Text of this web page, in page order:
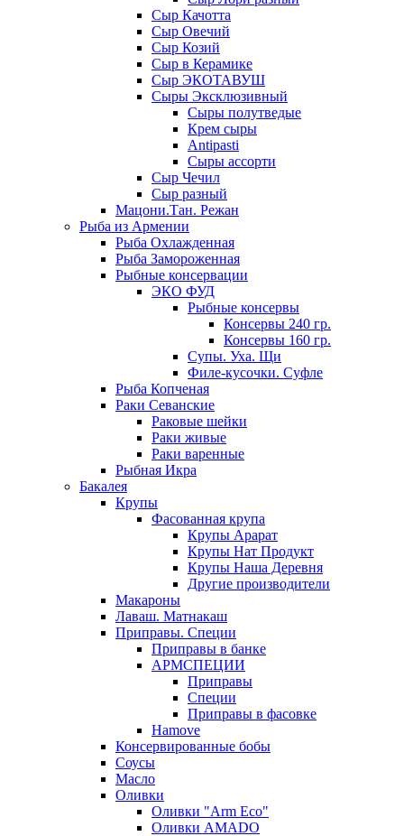
Сыр Качотта
Сыр Овечий
Сыр Козий
Сыр в Керамике
Сыр ЭКОТАВУШ
Сыры Эксклюзивный
Сыры полутведые
Крем сыры
Antipasti
Сыры ассорти
Сыр Чечил
Сыр разный
Мацони.Тан. Режан
Рыба из Армении
Рыба Охлажденная
Рыба Замороженная
Рыбные консервации
ЭКО ФУД
Рыбные консервы
Консервы 240 гр.
Консервы 160 гр.
Супы. Уха. Щи
Филе-кусочки. Суфле
Рыба Копченая
Раки Севанские
Раковые шейки
Раки живые
Раки варенные
Рыбная Икра
Бакалея
Крупы
Фасованная крупа
Крупы Арарат
Крупы Нат Продукт
Крупы Наша Деревня
Другие производители
Макароны
Лаваш. Матнакаш
Приправы. Специи
Приправы в банке
АРМСПЕЦИИ
Приправы
Специи
Приправы в фасовке
Hamove
Консервированные бобы
Соусы
Масло
Оливки
Оливки "Arm Eco"
Оливки AMADO